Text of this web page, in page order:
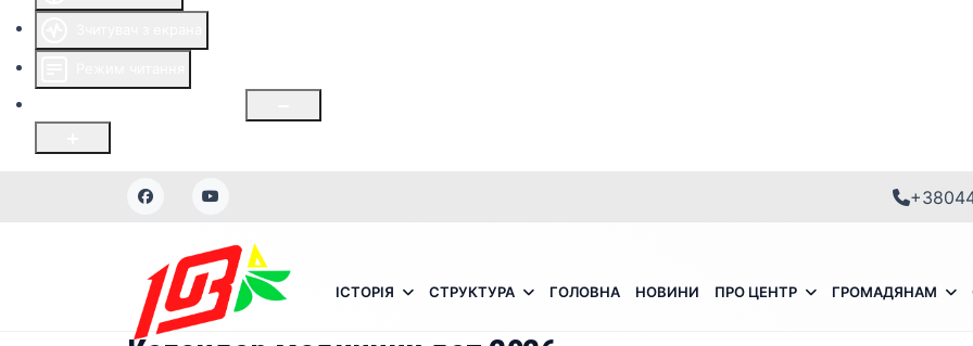
ІСТОРІЯ СТРУКТУРА ГОЛОВНА НОВИНИ ПРО ЦЕНТР ГРОМАДЯНАМ